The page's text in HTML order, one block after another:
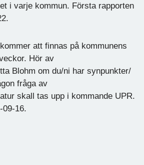
i varje kommun. Första rapporten
att finnas på kommunens
Hör av
Blohm om du/ni har synpunkter/
fråga av
skall tas upp i kommande UPR.
09-16.